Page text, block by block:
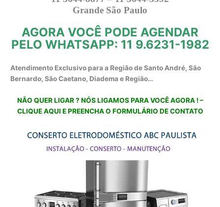
Grande São Paulo
AGORA VOCÊ PODE AGENDAR
PELO WHATSAPP: 11 9.6231-1982
Atendimento Exclusivo para a Região de Santo André, São
Bernardo, São Caetano, Diadema e Região…
NÃO QUER LIGAR ? NÓS LIGAMOS PARA VOCÊ AGORA ! –
CLIQUE AQUI E PREENCHA O FORMULÁRIO DE CONTATO